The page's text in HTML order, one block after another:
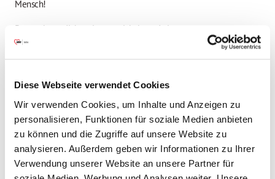
Diese Webseite verwendet Cookies
Wir verwenden Cookies, um Inhalte und Anzeigen zu
personalisieren, Funktionen für soziale Medien anbieten
zu können und die Zugriffe auf unsere Website zu
analysieren. Außerdem geben wir Informationen zu Ihrer
Verwendung unserer Website an unsere Partner für
Mensch!
Du möchtest dich weiterentwickeln und eine neue
Herausforderung starten? Bitte übersende uns gerne umgehend
deine Bewerbungsunterlagen. Vielen Dank!
Deine Vorteile
Coaching